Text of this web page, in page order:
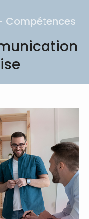
Compétences